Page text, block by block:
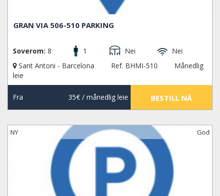
GRAN VIA 506-510 PARKING
Soverom: 8 1 Nei
Nei
Sant Antoni - Barcelona
Ref. BHMI-510
Månedlig
leie
Fra 35€/ månedlig leie BESTILL NÅ
NY God